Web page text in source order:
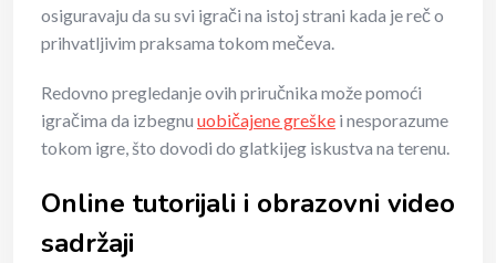
osiguravaju da su svi igrači na istoj strani kada je reč o
prihvatljivim praksama tokom mečeva.
Redovno pregledanje ovih priručnika može pomoći
igračima da izbegnu uobičajene greške i nesporazume
tokom igre, što dovodi do glatkijeg iskustva na terenu.
Online tutorijali i obrazovni video
sadržaji